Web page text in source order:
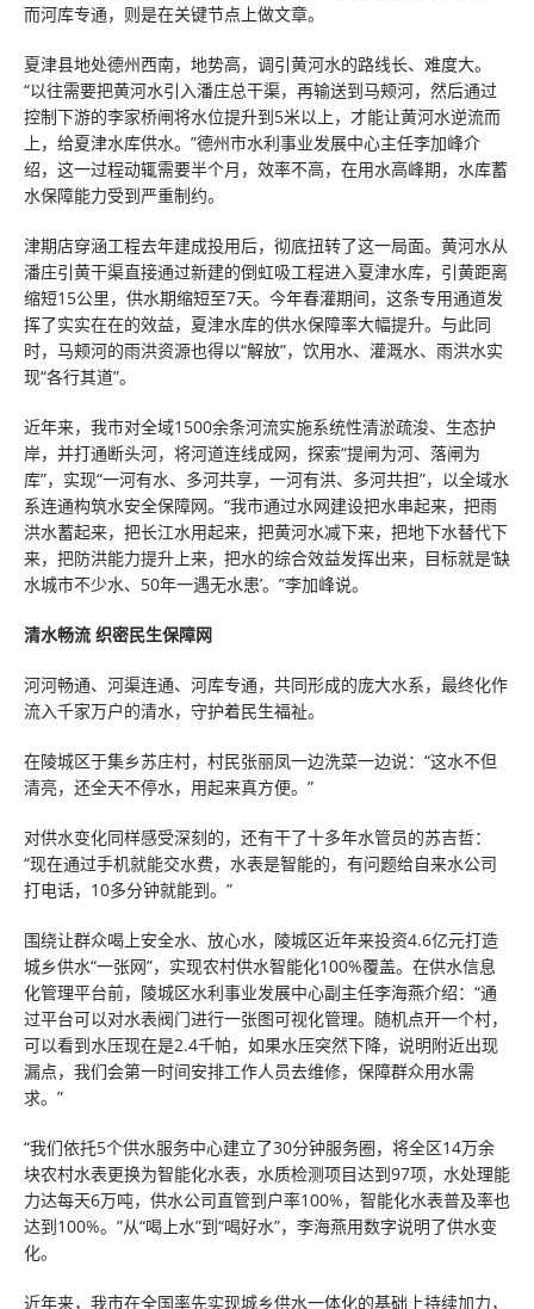
而河库专通，则是在关键节点上做文章。
夏津县地处德州西南，地势高，调引黄河水的路线长、难度大。
“以往需要把黄河水引入潘庄总干渠，再输送到马颊河，然后通过
控制下游的李家桥闸将水位提升到5米以上，才能让黄河水逆流而
上，给夏津水库供水。”德州市水利事业发展中心主任李加峰介
绍，这一过程动辄需要半个月，效率不高，在用水高峰期，水库蓄
水保障能力受到严重制约。
津期店穿涵工程去年建成投用后，彻底扭转了这一局面。黄河水从
潘庄引黄干渠直接通过新建的倒虹吸工程进入夏津水库，引黄距离
缩短15公里，供水期缩短至7天。今年春灌期间，这条专用通道发
挥了实实在在的效益，夏津水库的供水保障率大幅提升。与此同
时，马颊河的雨洪资源也得以“解放”，饮用水、灌溉水、雨洪水实
现“各行其道”。
近年来，我市对全域1500余条河流实施系统性清淤疏浚、生态护
岸，并打通断头河，将河道连线成网，探索“提闸为河、落闸为
库”，实现“一河有水、多河共享，一河有洪、多河共担”，以全域水
系连通构筑水安全保障网。“我市通过水网建设把水串起来，把雨
洪水蓄起来，把长江水用起来，把黄河水减下来，把地下水替代下
来，把防洪能力提升上来，把水的综合效益发挥出来，目标就是‘缺
水城市不少水、50年一遇无水患’。”李加峰说。
清水畅流 织密民生保障网
河河畅通、河渠连通、河库专通，共同形成的庞大水系，最终化作
流入千家万户的清水，守护着民生福祉。
在陵城区于集乡苏庄村，村民张丽凤一边洗菜一边说：“这水不但
清亮，还全天不停水，用起来真方便。”
对供水变化同样感受深刻的，还有干了十多年水管员的苏吉哲：
“现在通过手机就能交水费，水表是智能的，有问题给自来水公司
打电话，10多分钟就能到。”
围绕让群众喝上安全水、放心水，陵城区近年来投资4.6亿元打造
城乡供水“一张网”，实现农村供水智能化100%覆盖。在供水信息
化管理平台前，陵城区水利事业发展中心副主任李海燕介绍：“通
过平台可以对水表阀门进行一张图可视化管理。随机点开一个村，
可以看到水压现在是2.4千帕，如果水压突然下降，说明附近出现
漏点，我们会第一时间安排工作人员去维修，保障群众用水需
求。”
“我们依托5个供水服务中心建立了30分钟服务圈，将全区14万余
块农村水表更换为智能化水表，水质检测项目达到97项，水处理能
力达每天6万吨，供水公司直管到户率100%，智能化水表普及率也
达到100%。”从“喝上水”到“喝好水”，李海燕用数字说明了供水变
化。
近年来，我市在全国率先实现城乡供水一体化的基础上持续加力，